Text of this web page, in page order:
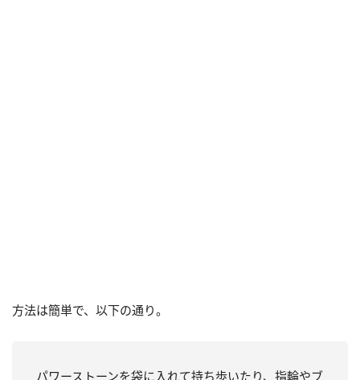
方法は簡単で、以下の通り。
パワーストーンを袋に入れて持ち歩いたり、指輪やブ